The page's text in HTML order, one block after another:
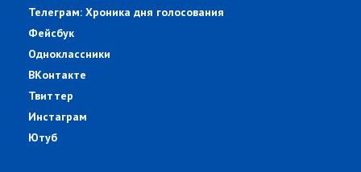
Телеграм: Хроника дня голосования
Фейсбук
Одноклассники
ВКонтакте
Твиттер
Инстаграм
Ютуб